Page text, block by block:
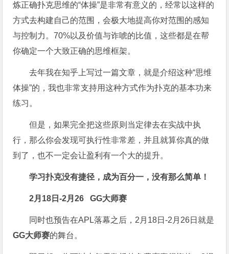
炼正确扑克思维的“体操”是非常有意义的，经常以这样的
方式去构建自己的范围，会极大地提高你对范围的感知
与控制力。70%以及价值与诈唬的比值，这些都是在帮
你确定一个大致正确的思维框架。
去年我在知乎上写过一篇文章，就是介绍这种“思维
体操”的，我也非常支持用这种方式作为扑克的基本功来
练习。
但是，如果完全把这些原则当定律去在实战中执
行，那么你会发现可执行性非常差，并且就算你真的做
到了，也不一定会让盈利有一个大的提升。
学习扑克没有捷径，成为百分一，没有那么简单！
2月18日-2月26GG大师赛
同时也预告在APL落幕之后，2月18日-2月26日就是
GG大师赛的舞台。